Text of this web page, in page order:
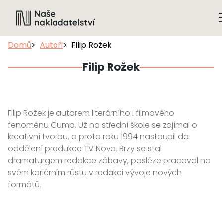
Domů Autoři Filip Rožek
Filip Rožek
Filip Rožek je autorem literárního i filmového
fenoménu Gump. Už na střední škole se zajímal o
kreativní tvorbu, a proto roku 1994 nastoupil do
oddělení produkce TV Nova. Brzy se stal
dramaturgem redakce zábavy, posléze pracoval na
svém kariérním růstu v redakci vývoje nových
formátů.